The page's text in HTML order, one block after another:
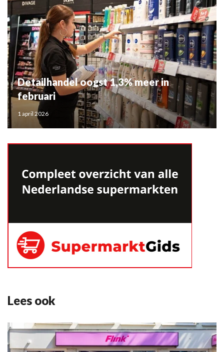
Detailhandel oogst 1,3% meer in
februari
1 april 2026
Lees ook